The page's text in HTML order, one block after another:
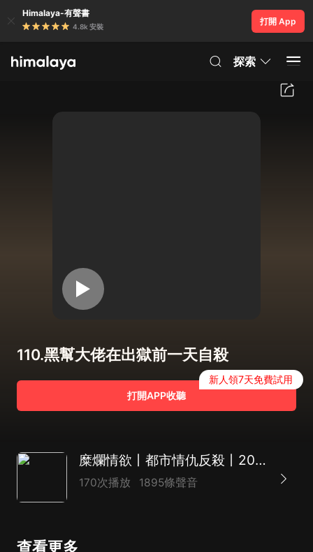
Himalaya-有聲書
4.8k 安裝
打開 App
探索
110.黑幫大佬在出獄前一天自殺
打開APP收聽
新人領7天免費試用
糜爛情欲丨都市情仇反殺丨2023年最期待情感案
170次播放 1895條聲音
查看更多